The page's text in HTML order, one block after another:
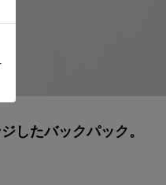
したバックパック。